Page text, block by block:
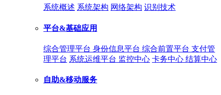
系统概述 系统架构 网络架构 识别技术
平台&基础应用
综合管理平台 身份信息平台 综合前置平台 支付管
理平台 系统运维平台 监控中心 卡务中心 结算中心
自助&移动服务